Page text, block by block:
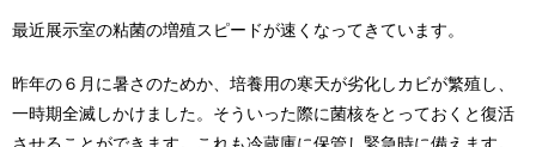
最近展示室の粘菌の増殖スピードが速くなってきています。
昨年の６月に暑さのためか、培養用の寒天が劣化しカビが繁殖し、
一時期全滅しかけました。そういった際に菌核をとっておくと復活
させることができます。これも冷蔵庫に保管し緊急時に備えます。